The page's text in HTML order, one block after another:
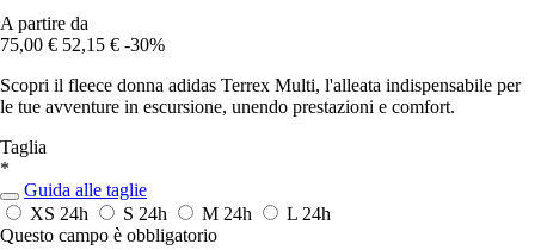
A partire da
75,00 € 52,15 € -30%
Scopri il fleece donna adidas Terrex Multi, l'alleata indispensabile per
le tue avventure in escursione, unendo prestazioni e comfort.
Taglia
*
Guida alle taglie
XS 24h S 24h M 24h L 24h
Questo campo è obbligatorio